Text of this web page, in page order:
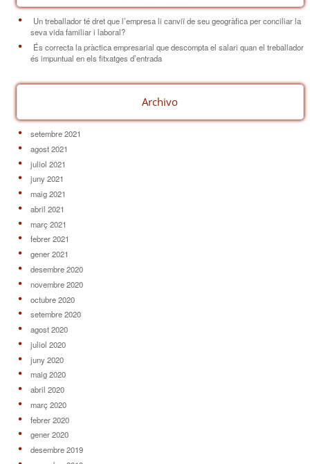
Un treballador té dret que l’empresa li canviï de seu geogràfica per conciliar la
seva vida familiar i laboral?
És correcta la pràctica empresarial que descompta el salari quan el treballador
és impuntual en els fitxatges d’entrada
Archivo
setembre 2021
agost 2021
juliol 2021
juny 2021
maig 2021
abril 2021
març 2021
febrer 2021
gener 2021
desembre 2020
novembre 2020
octubre 2020
setembre 2020
agost 2020
juliol 2020
juny 2020
maig 2020
abril 2020
març 2020
febrer 2020
gener 2020
desembre 2019